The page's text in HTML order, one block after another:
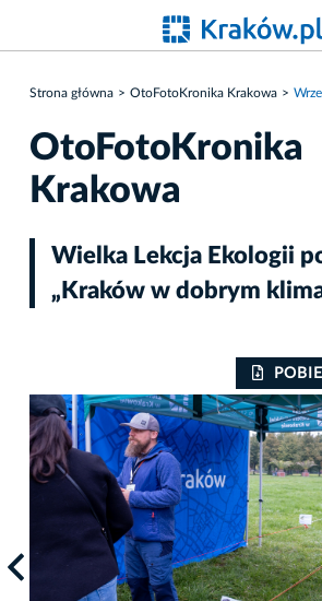
Strona główna OtoFotoKronika Krakowa
OtoFotoKronika
Krakowa
Wielka Lekcja Ekologii
„Kraków w dobrym